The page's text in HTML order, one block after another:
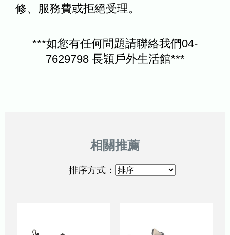
修、服務費或拒絕受理。
***如您有任何問題請聯絡我們04-
7629798 長穎戶外生活館***
排序方式：